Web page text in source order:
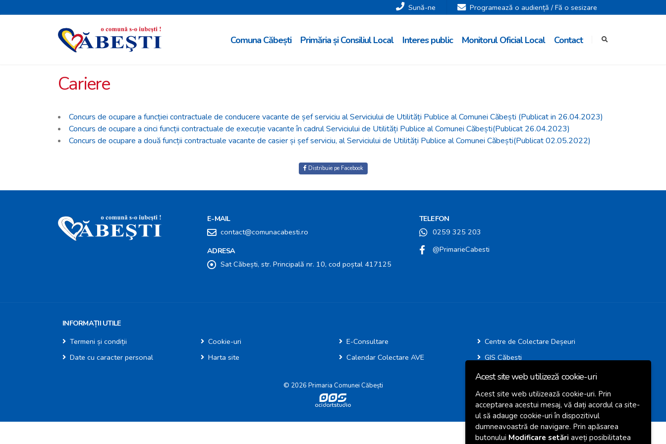
Sună-ne Programează o audiență / Fă o sesizare
Comuna Căbești Primăria și Consiliul Local Interes public Monitorul Oficial Local Contact
Cariere
Concurs de ocupare a funcției contractuale de conducere vacante de șef serviciu al Serviciului de Utilități Publice al Comunei Căbești (Publicat in 26.04.2023)
Concurs de ocupare a cinci funcții contractuale de execuție vacante în cadrul Serviciului de Utilități Publice al Comunei Căbești(Publicat 26.04.2023)
Concurs de ocupare a două funcții contractuale vacante de casier și șef serviciu, al Serviciului de Utilități Publice al Comunei Căbești(Publicat 02.05.2022)
Distribuie pe Facebook
E-MAIL
contact@comunacabesti.ro
ADRESA
Sat Căbești, str. Principală nr. 10, cod poștal 417125
TELEFON
0259 325 203
@PrimarieCabesti
INFORMAȚII UTILE
Termeni și condiții
Date cu caracter personal
Cookie-uri
Harta site
E-Consultare
Calendar Colectare AVE
Centre de Colectare Deșeuri
GIS Căbești
© 2026 Primaria Comunei Căbești
Acest site web utilizeză cookie-uri
Acest site web utilizează cookie-uri. Prin
acceptarea acestui mesaj, vă dați acordul ca site-
ul să adauge cookie-uri în dispozitivul
dumneavoastră de navigare. Prin apăsarea
butonului Modificare setări aveți posibilitatea